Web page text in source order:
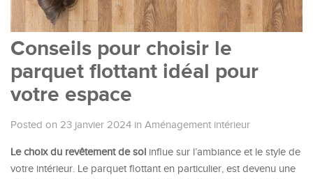
Conseils pour choisir le
parquet flottant idéal pour
votre espace
Posted on 23 janvier 2024 in Aménagement intérieur
Le choix du revêtement de sol influe sur l’ambiance et le style de
votre intérieur. Le parquet flottant en particulier, est devenu une